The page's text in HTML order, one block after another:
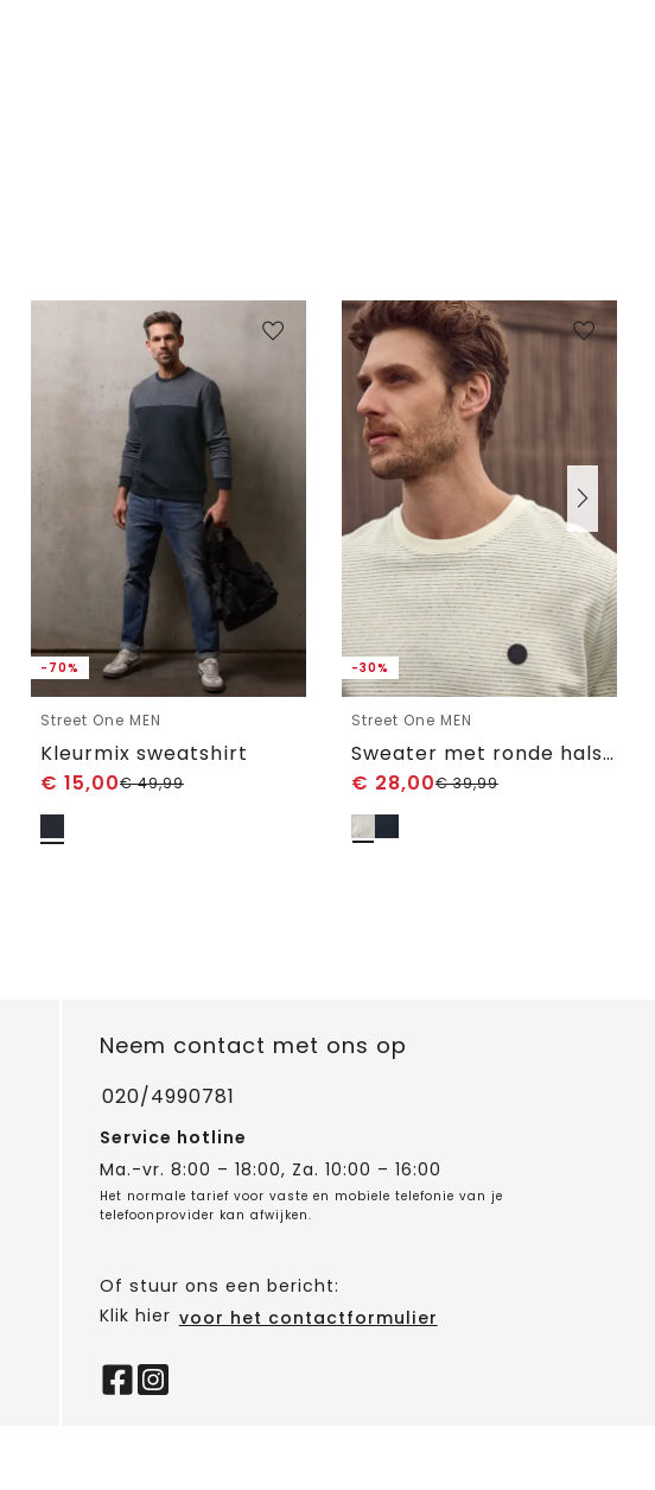
-70%
Street One MEN
Kleurmix sweatshirt
€ 15,00€49,99
-30%
Street One MEN
Sweater met ronde hals in een zachte stof
€ 28,00€39,99
Neem contact met ons op
020/4990781
Service hotline
Ma.-vr. 8:00 – 18:00, Za. 10:00 – 16:00
Het normale tarief voor vaste en mobiele telefonie van je
telefoonprovider kan afwijken.
Of stuur ons een bericht:
Klik hier voor het contactformulier